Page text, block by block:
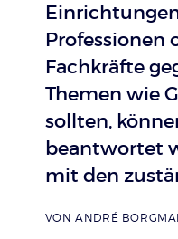
Professionen
Fachkräfte
Themen wie
sollten,
beantwortet
mit den
VONANDRÉ